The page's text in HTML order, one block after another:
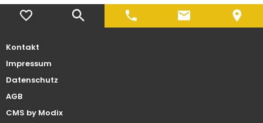
Kontakt
Impressum
Datenschutz
AGB
CMS by Modix